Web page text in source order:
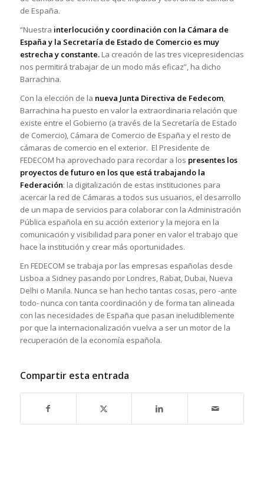
de España.
“Nuestra interlocución y coordinación con la Cámara de
España y la Secretaría de Estado de Comercio es muy
estrecha y constante.La creación de las tres vicepresidencias
nos permitirá trabajar de un modo más eficaz”, ha dicho
Barrachina.
Con la elección de la nueva Junta Directiva de Fedecom,
Barrachina ha puesto en valor la extraordinaria relación que
existe entre el Gobierno (a través de la Secretaría de Estado
de Comercio), Cámara de Comercio de España y el resto de
cámaras de comercio en el exterior. El Presidente de
FEDECOM ha aprovechado para recordar a los presentes los
proyectos de futuro en los que está trabajando la
Federación: la digitalización de estas instituciones para
acercar la red de Cámaras a todos sus usuarios, el desarrollo
de un mapa de servicios para colaborar con la Administración
Pública española en su acción exterior y la mejora en la
comunicación y visibilidad para poner en valor el trabajo que
hace la institución y crear más oportunidades.
En FEDECOM se trabaja por las empresas españolas desde
Lisboa a Sidney pasando por Londres, Rabat, Dubai, Nueva
Delhi o Manila. Nunca se han hecho tantas cosas, pero -ante
todo- nunca con tanta coordinación y de forma tan alineada
con las necesidades de España que pasan ineludiblemente
por que la internacionalización vuelva a ser un motor de la
recuperación de la economía española.
Compartir esta entrada